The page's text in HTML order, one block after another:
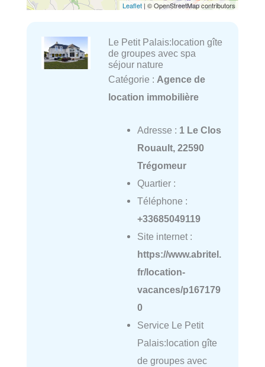
Leaflet | © OpenStreetMap contributors
Le Petit Palais:location gîte
de groupes avec spa
séjour nature
Catégorie : Agence de
location immobilière
Adresse : 1 Le Clos
Rouault, 22590
Trégomeur
Quartier :
Téléphone :
+33685049119
Site internet :
https://www.abritel.
fr/location-
vacances/p167179
0
Service Le Petit
Palais:location gîte
de groupes avec